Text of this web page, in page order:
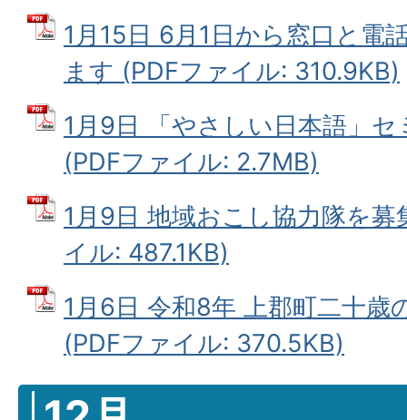
1月15日 6月1日から窓口と電
ます (PDFファイル: 310.9KB)
1月9日 「やさしい日本語」
(PDFファイル: 2.7MB)
1月9日 地域おこし協力隊を
イル: 487.1KB)
1月6日 令和8年 上郡町二十歳
(PDFファイル: 370.5KB)